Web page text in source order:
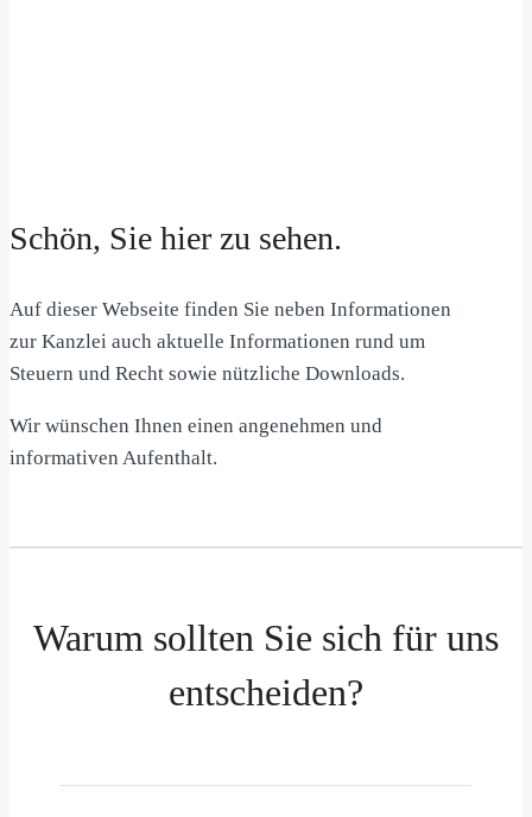
Schön, Sie hier zu sehen.
Auf dieser Webseite finden Sie neben Informationen
zur Kanzlei auch aktuelle Informationen rund um
Steuern und Recht sowie nützliche Downloads.
Wir wünschen Ihnen einen angenehmen und
informativen Aufenthalt.
Warum sollten Sie sich für uns
entscheiden?